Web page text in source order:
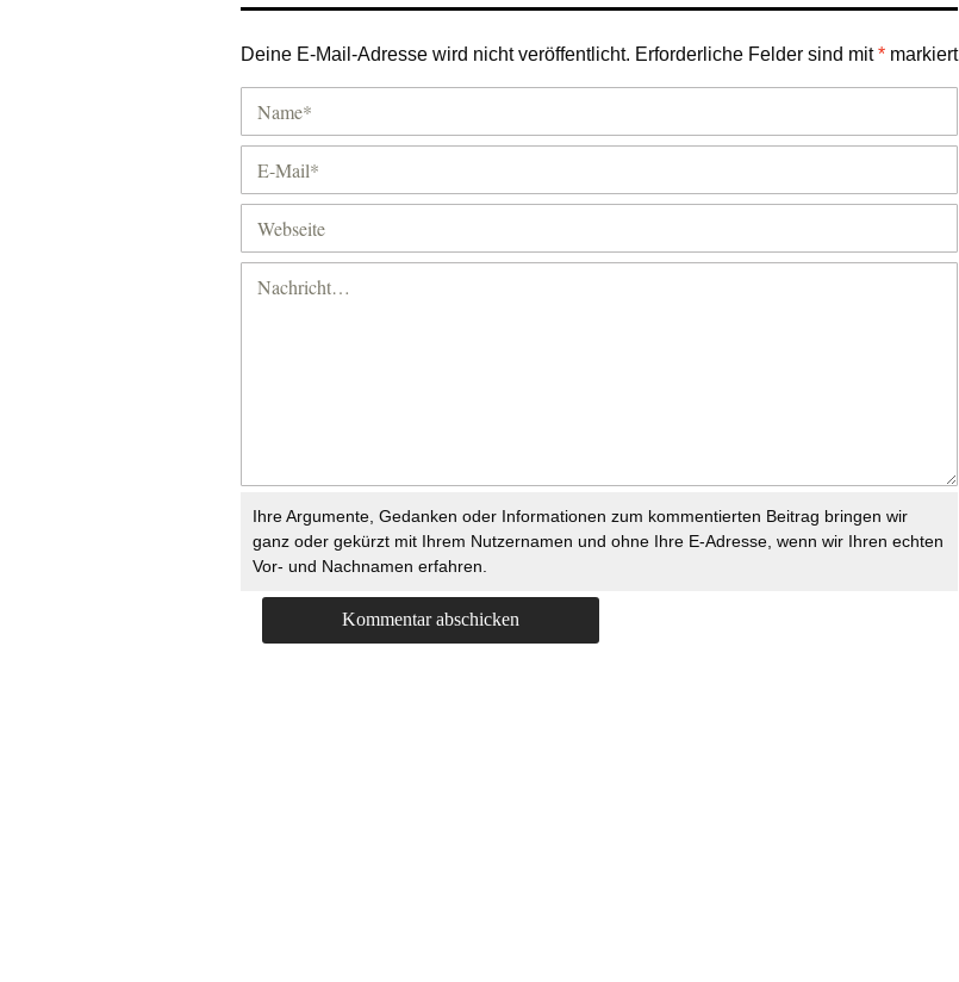
Deine E-Mail-Adresse wird nicht veröffentlicht. Erforderliche Felder sind mit* markiert
Ihre Argumente, Gedanken oder Informationen zum kommentierten Beitrag bringen wir
ganz oder gekürzt mit Ihrem Nutzernamen und ohne Ihre E-Adresse, wenn wir Ihren echten
Vor- und Nachnamen erfahren.